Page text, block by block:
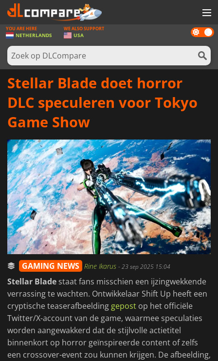
SPELLEN
GAME CARDS
SOFTWARE
Dark
mode
YOU ARE HERE
NETHERLANDS
WE ALSO SUPPORT
USA
Stellar Blade doet horror
DLC speculeren voor Tokyo
Game Show
GAMING NEWS Rine Ikarus -23 sep 2025 15:04
Stellar Blade staat fans misschien een ijzingwekkende
verrassing te wachten. Ontwikkelaar Shift Up heeft een
cryptische teaserafbeelding gepost op het officiële
Twitter/X-account van de game, waarmee speculaties
worden aangewakkerd dat de stijlvolle actietitel
binnenkort op horror geïnspireerde content of zelfs
een crossover-event zou kunnen krijgen. De afbeelding,